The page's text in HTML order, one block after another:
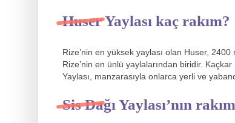
Huser Yaylası kaç rakım?
Rize’nin en yüksek yaylası olan Huser, 2400
Rize’nin en ünlü yaylalarından biridir. Kaçkar
Yaylası, manzarasıyla onlarca yerli ve
Sis Dağı Yaylası’nın